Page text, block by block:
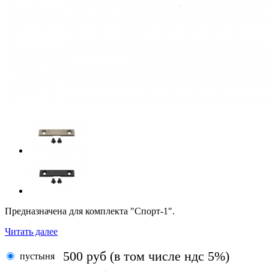
Предназначена для комплекта "Спорт-1".
Читать далее
пустыня 500 руб (в том числе ндс 5%)